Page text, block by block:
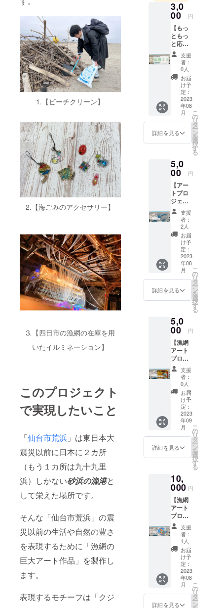
1.【ビーチクリーン】
2.【海ごみのアクセサリー】
⒊【四日市の漁網の在庫を用
いたイルミネーション】
このプロジェクト
で実現したいこと
「仙台市荒浜 」は東日本大
震災以前に日本に２カ所
（もう１カ所は九十九里
浜）しかない砂浜の漁港と
して栄えた場所です。
そんな「仙台市荒浜」の震
災以前の生活や自然の豊さ
を表現するために「漁網の
巨大アート作品」を製作し
ます。
表現するモチーフは「クジ
3,0
00 円
【もっ
ともっ
と応
援！！
！】
1000円
よりは
少し応
援した
いなと
いう人
向け。
こうい
うのは
気持ち
でもあ
りがた
いんで
す。と
はい
え、
3000円
だとさ
らに嬉
しいの
が人間
という
生き物
なので
す… お
礼メー
ルにて
えしま
す。
支援
者：
0人
お届
け予
定：
2023
年08
月
詳細を見る
こ
の
リ
タ
ー
ン
を
選
択
す
る
5,0
00 円
【アー
トプロ
ジェク
ト記念
フォト
プレゼ
ン
ト！！
！】 今
回の漁
網アー
トプロ
ジェク
トを記
念した
しま
す。
我々が1
番写り
の良い
スポッ
トから
インス
タ映え
する写
真をお
送りす
るので
期待し
ててく
ださ
い。
リーや
投稿に
り、壁
紙に使
うなり
お好き
にご利
用くだ
さい。
お送り
する枚
数：１
枚 送付
方法：
メール
にて画
支援
者：
2人
お届
け予
定：
2023
年08
月
詳細を見る
こ
の
リ
タ
ー
ン
を
選
択
す
る
5,0
00 円
【漁網
アート
プロ
ジェク
ト記念
ポスト
カード
プレゼ
ト！！
！】 今
回のプ
ロジェ
クトを
記念し
ドにな
りま
す。
データ
じゃな
くて、
実際の
ものが
欲しい
という
方向け
のリ
ターン
になり
ます。
ポスト
カード
支援
者：
0人
お届
け予
定：
2023
年09
月
詳細を見る
こ
の
リ
タ
ー
ン
を
選
択
す
る
10,
000 円
【漁網
アート
プロ
ジェク
ト記念
NFTプ
レゼン
ト！！
！】 今
回の漁
網アー
トプロ
ジェク
トを記
支援
者：
1人
お届
け予
定：
2023
年08
月
詳細を見る
こ
の
リ
タ
ー
ン